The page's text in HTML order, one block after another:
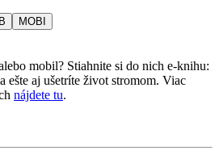
MOBI
mobil? Stiahnite si do nich e-knihu:
ešte aj ušetríte život stromom. Viac
nájdete tu.